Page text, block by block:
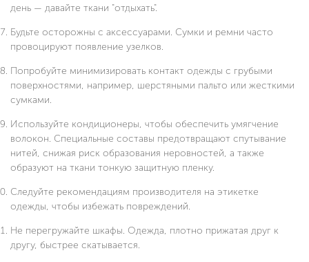
день — давайте ткани "отдыхать".
Будьте осторожны с аксессуарами. Сумки и ремни часто
провоцируют появление узелков.
Попробуйте минимизировать контакт одежды с грубыми
поверхностями, например, шерстяными пальто или жесткими
сумками.
Используйте кондиционеры, чтобы обеспечить умягчение
волокон. Специальные составы предотвращают спутывание
нитей, снижая риск образования неровностей, а также
образуют на ткани тонкую защитную пленку.
Следуйте рекомендациям производителя на этикетке
одежды, чтобы избежать повреждений.
Не перегружайте шкафы. Одежда, плотно прижатая друг к
другу, быстрее скатывается.